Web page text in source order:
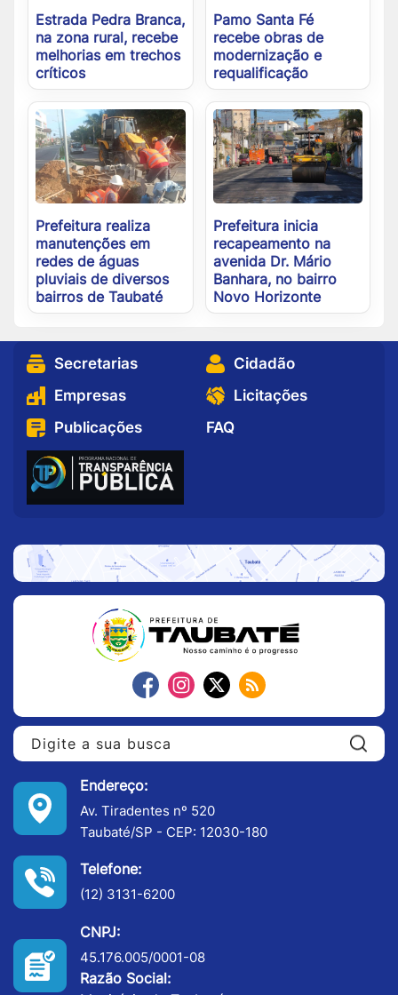
Estrada Pedra Branca,
na zona rural, recebe
melhorias em trechos
críticos
Pamo Santa Fé
recebe obras de
modernização e
requalificação
Prefeitura realiza
manutenções em
redes de águas
pluviais de diversos
bairros de Taubaté
Prefeitura inicia
recapeamento na
avenida Dr. Mário
Banhara, no bairro
Novo Horizonte
Secretarias
Cidadão
Empresas
Licitações
Publicações
FAQ
Endereço:
Av. Tiradentes nº 520
Taubaté/SP - CEP: 12030-180
Telefone:
(12) 3131-6200
CNPJ:
45.176.005/0001-08
Razão Social: